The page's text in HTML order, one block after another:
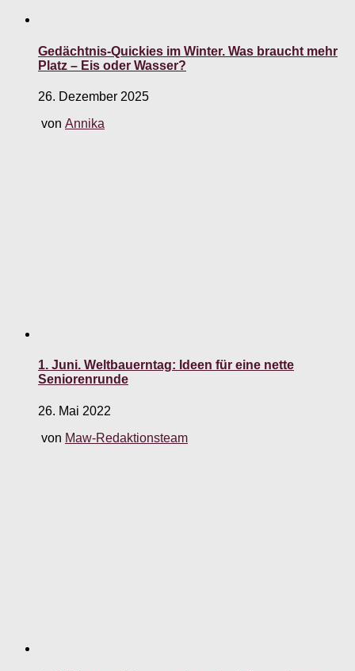
Gedächtnis-Quickies im Winter. Was braucht mehr
Platz – Eis oder Wasser?
26. Dezember 2025
von Annika
1. Juni. Weltbauerntag: Ideen für eine nette
Seniorenrunde
26. Mai 2022
von Maw-Redaktionsteam